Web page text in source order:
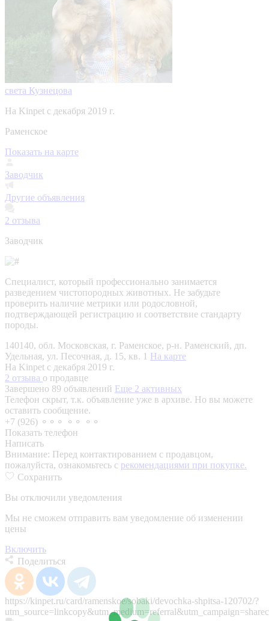
света Кузнецова
На Kinpet c декабря 2019 г.
Раменское
Показать на карте
Заводчик
Другие объявления
2 отзыва
Заводчик
Специалист, который профессионально занимается
разведением чистопородных животных. Не забудьте
проверить наличие метрики или родословной,
подтверждающей регистрацию и соответствие стандарту
породы.
140140, обл. Московская, г. Раменское, р-н. Раменский, дп.
Удельная, ул. Песочная, д. 15, кв. 1 На карте
На Kinpet c декабря 2019 г.
2 отзыва о продавце
Завершено 89 объявлений Еще 2 активных
Телефон скрыт, т.к. объявление уже в архиве. Но вы можете
оставить сообщение.
+7 (926) ⚬⚬⚬ ⚬⚬ ⚬⚬
Показать телефон
Написать
Внимание: Перед контактированием с продавцом,
пожалуйста, ознакомьтесь с рекомендациями при покупке.
Сохранить
Вы отключили уведомления
Мы не сможем отправить вам уведомление об изменении
цены
Включить
Поделиться
https://kinpet.ru/card/ramenskoe/sobaki/devochka-shpitsa-120702/?